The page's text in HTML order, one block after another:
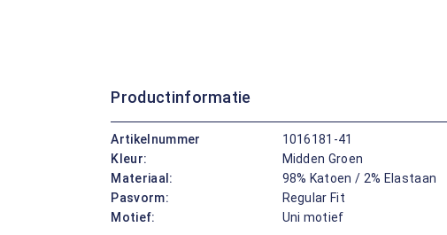
Productinformatie
Artikelnummer
1016181-41
Kleur:
Midden Groen
Materiaal:
98% Katoen / 2% Elastaan
Pasvorm:
Regular Fit
Motief:
Uni motief